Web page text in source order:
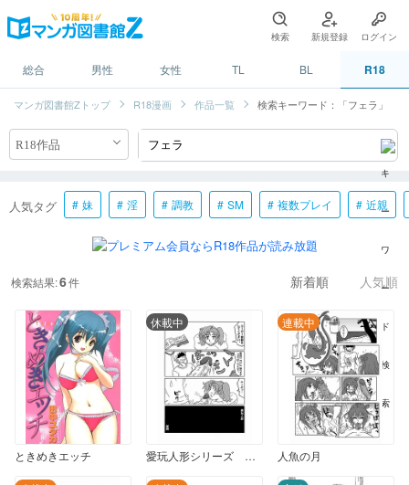
検索 新規登録 ログイン
総合 男性 女性 TL BL R18
マンガ図書館Zトップ R18漫画 作品一覧 検索キーワード：「フェラ」
人気タグ 妹 淫 調教 SM 複数プレイ 近親
検索結果:6件 新着順 人気順
ときめきエッチ
休載中
愛玩人形シリーズ ぶっかけ丸の場合 第1回から4回まで
連載中
人魚の月